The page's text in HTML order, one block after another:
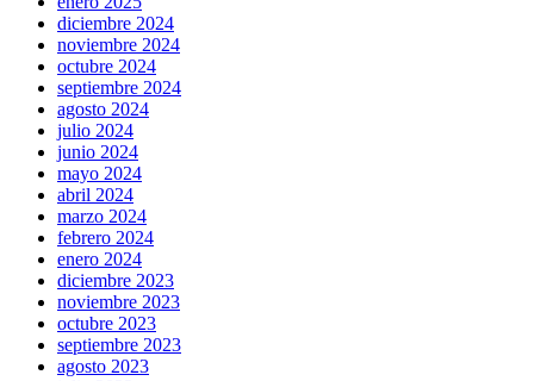
diciembre 2024
noviembre 2024
octubre 2024
septiembre 2024
agosto 2024
julio 2024
junio 2024
mayo 2024
abril 2024
marzo 2024
febrero 2024
enero 2024
diciembre 2023
noviembre 2023
octubre 2023
septiembre 2023
agosto 2023